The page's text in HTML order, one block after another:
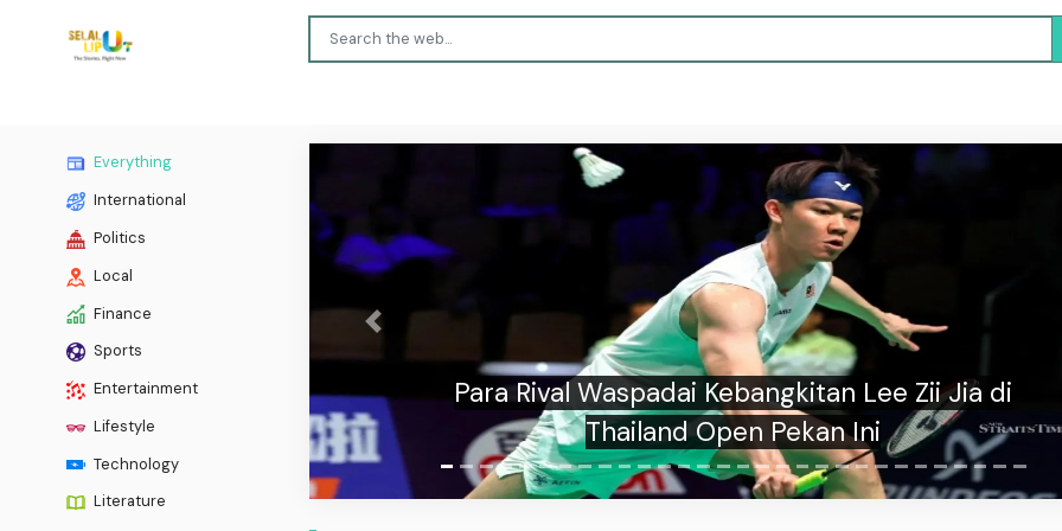
Everything
International
Politics
Local
Finance
Sports
Entertainment
Lifestyle
Technology
Literature
Juara Bertahan Wei Chong Tee/Wun Mundur
Dari Malaysia Masters 2026
Previous